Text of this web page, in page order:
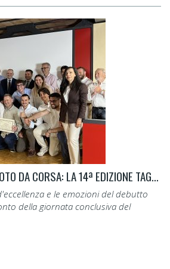
INGEGNERIA DELLA MOTO DA CORSA: LA 14ª EDIZIONE TAGLIA IL TRAGUARDO.
e le emozioni del debutto
della giornata conclusiva del